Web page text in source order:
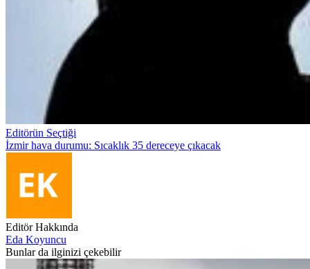
Editörün Seçtiği
İzmir hava durumu: Sıcaklık 35 dereceye çıkacak
Editör Hakkında
Eda Koyuncu
Bunlar da ilginizi çekebilir